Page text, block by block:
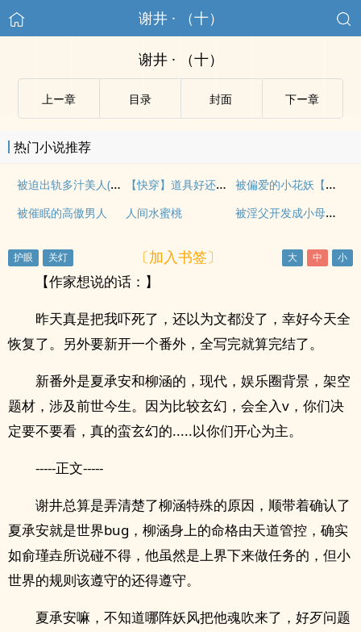
谢井 · （十）
谢井 · （十）
上ー章 目录 封面 下ー章
热门小说推荐
被迫出轨多汁美人(攻出轨) 【快穿】道具好还是男人好（双性、调教，道 被偏爱的小花妖【快穿】
被催眠的高傲男人 人间水蜜桃 被淫父开发成小母狗的漂亮儿子们
〔加入书签〕
【作家想说的话：】
昨天真是把我吓死了，还以为文都没了，幸好今天全
恢复了。另外要新开一个番外，全写完就算完结了。
新番外是夏承安和柳涵的，现代，娱乐圈背景，架空
题材，涉及前世今生。因为比较玄幻，会全入v，你们决
定要不要看，真的蛮玄幻的.....以你们开心为主。
-----正文-----
谢井总算是弄清楚了柳涵特殊的原因，顺带着确认了
夏承安就是世界bug，柳涵身上的命格由天道管控，确实
如俞瑾垚所说碰不得，他虽然是上界下来做任务的，但小
世界的规则该遵守的还得遵守。
夏承安嘛，不知道哪阵妖风把他魂吹来了，好歹问题